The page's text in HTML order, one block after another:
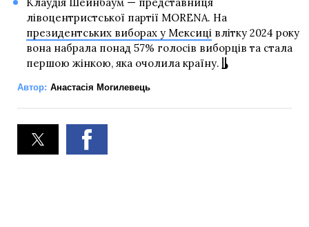
лівоцентристської партії MORENA. На
президентських виборах у Мексицівлітку 2024 року
вона набрала понад 57% голосів виборців та стала
першою жінкою, яка очолила країну.
Автор: Анастасія Могилевець